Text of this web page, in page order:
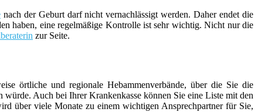
nach der Geburt darf nicht vernachlässigt werden. Daher endet die
haben, eine regelmäßige Kontrolle ist sehr wichtig. Nicht nur die
zur Seite.
örtliche und regionale Hebammenverbände, über die Sie die
Auch bei Ihrer Krankenkasse können Sie eine Liste mit den
über viele Monate zu einem wichtigen Ansprechpartner für Sie,